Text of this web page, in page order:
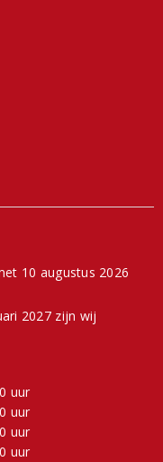
10 augustus 2026
2027 zijn wij
uur
uur
uur
uur